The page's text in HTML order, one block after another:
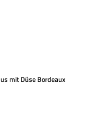
mit Düse Bordeaux